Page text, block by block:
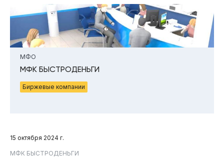
МФО
МФК БЫСТРОДЕНЬГИ
Биржевые компании
15 октября 2024 г.
МФК БЫСТРОДЕНЬГИ